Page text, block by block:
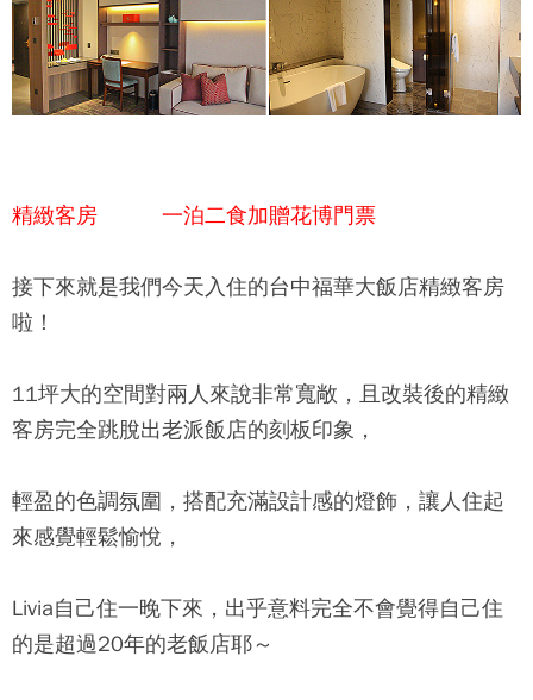
精緻客房 一泊二食加贈花博門票
接下來就是我們今天入住的台中福華大飯店精緻客房
啦！
11坪大的空間對兩人來說非常寬敞，且改裝後的精緻
客房完全跳脫出老派飯店的刻板印象，
輕盈的色調氛圍，搭配充滿設計感的燈飾，讓人住起
來感覺輕鬆愉悅，
Livia自己住一晚下來，出乎意料完全不會覺得自己住
的是超過20年的老飯店耶～